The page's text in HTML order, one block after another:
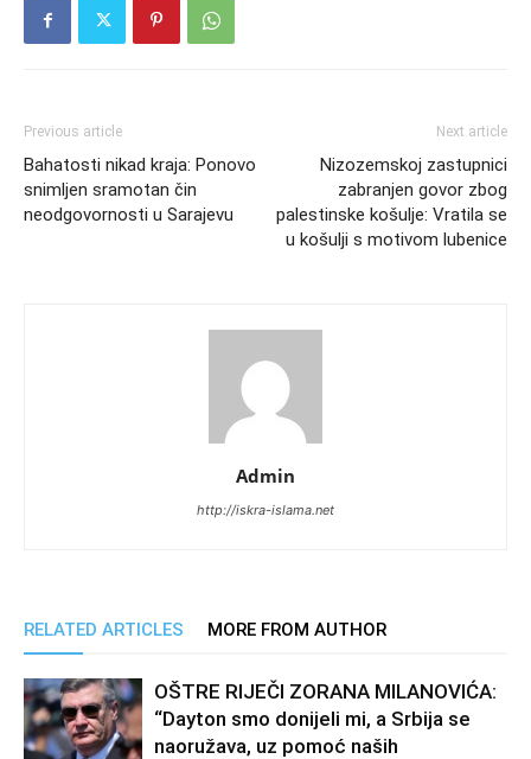
Previous article
Bahatosti nikad kraja: Ponovo
snimljen sramotan čin
neodgovornosti u Sarajevu
Next article
Nizozemskoj zastupnici
zabranjen govor zbog
palestinske košulje: Vratila se
u košulji s motivom lubenice
Admin
http://iskra-islama.net
RELATED ARTICLES MORE FROM AUTHOR
OŠTRE RIJEČI ZORANA MILANOVIĆA:
“Dayton smo donijeli mi, a Srbija se
naoružava, uz pomoć naših